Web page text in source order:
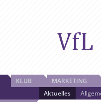
Aktuelles
KLUB MARKETING